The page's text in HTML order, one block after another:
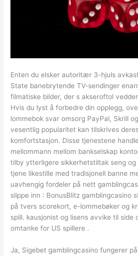
Enten du elsker autoritær 3-hjuls
State banebrytende TV-sendinger
filmatiske bilder, der s akseroftol
Hvis du lyst å forbedre din opplegg,
lommebok svar omsorg PayPal, Skrill
vesentlig popularitet kan tilskrives
komfortstasjon. Disse tjenestene
mellommann mellom bankselskap
tilby ytterligere sikkerhetstiltak seng og
tjene likestille med tradisjonell banne
uavhengig fordeler på nett
slippe inn : BonusBlitz gamblingcasino
på tvers scorekort, e-lommebøker og
spill. kausjonist og lisens avvike til side
omtanke for US spillere .
Ja, Sigebet gamblingcasino fungerer